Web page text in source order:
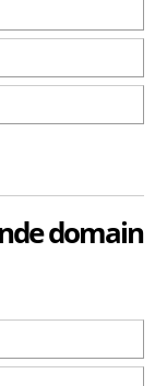
domain